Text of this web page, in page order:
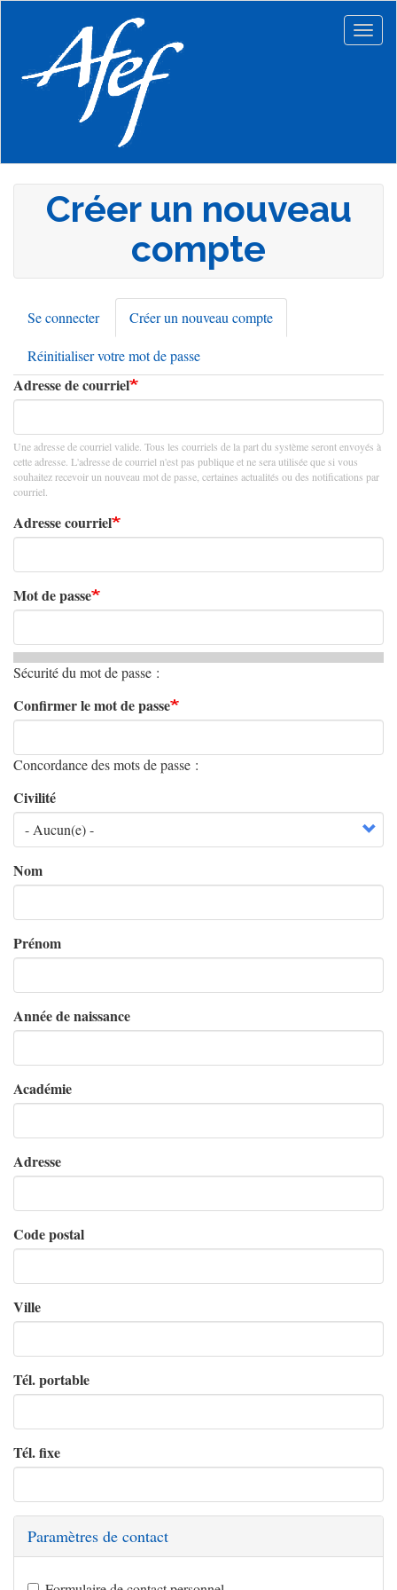
principal
Créer un nouveau
compte
Onglets
principaux
Se connecter Créer un nouveau compte
actif)
Réinitialiser votre mot de passe
Adresse de courriel
Une adresse de courriel valide. Tous les courriels de la part du système seront envoyés à
cette adresse. L'adresse de courriel n'est pas publique et ne sera utilisée que si vous
souhaitez recevoir un nouveau mot de passe, certaines actualités ou des notifications par
courriel.
Adresse courriel
Mot de passe
Sécurité du mot de passe :
Confirmer le mot de passe
Concordance des mots de passe :
Civilité
Nom
Prénom
Année de naissance
Académie
Adresse
Code postal
Ville
Tél. portable
Tél. fixe
Paramètres de contact